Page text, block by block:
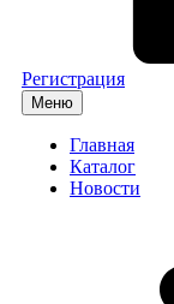
Регистрация
Меню
Главная
Каталог
Новости